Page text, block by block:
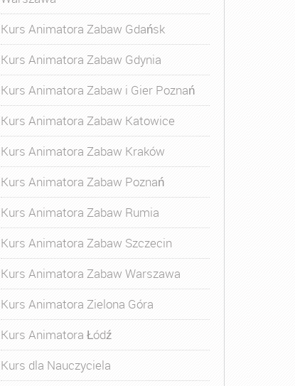
Kurs Animatora Zabaw Gdańsk
Kurs Animatora Zabaw Gdynia
Kurs Animatora Zabaw i Gier Poznań
Kurs Animatora Zabaw Katowice
Kurs Animatora Zabaw Kraków
Kurs Animatora Zabaw Poznań
Kurs Animatora Zabaw Rumia
Kurs Animatora Zabaw Szczecin
Kurs Animatora Zabaw Warszawa
Kurs Animatora Zielona Góra
Kurs Animatora Łódź
Kurs dla Nauczyciela